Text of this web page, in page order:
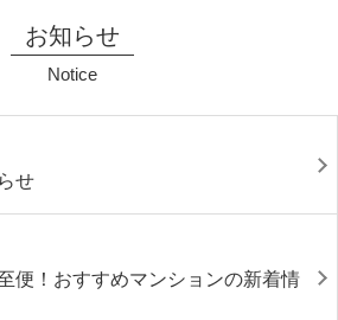
お知らせ
Notice
せ
便！おすすめマンションの新着情